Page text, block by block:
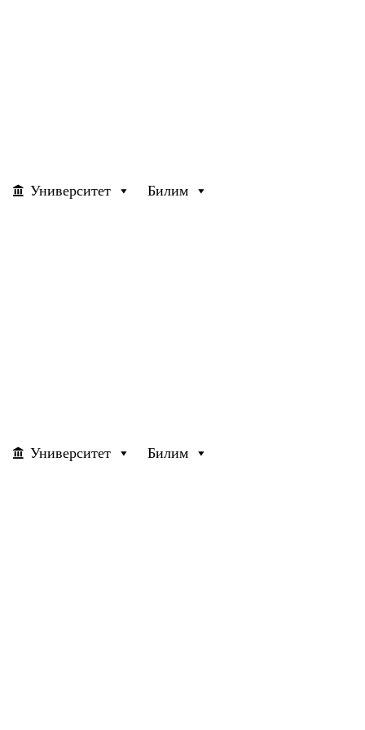
Университет Билим
Университет Билим